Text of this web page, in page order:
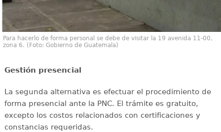
Para hacerlo de forma personal se debe de visitar la 19 avenida 11-00,
zona 6. (Foto: Gobierno de Guatemala)
Gestión presencial
La segunda alternativa es efectuar el procedimiento de
forma presencial ante la PNC. El trámite es gratuito,
excepto los costos relacionados con certificaciones y
constancias requeridas.